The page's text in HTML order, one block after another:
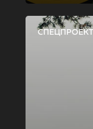
СПЕЦПРОЕКТ